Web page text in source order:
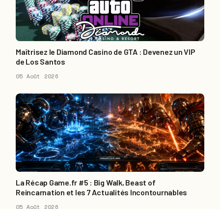
Maîtrisez le Diamond Casino de GTA : Devenez un VIP
de Los Santos
05 Août 2026
La Récap Game.fr #5 : Big Walk, Beast of
Reincarnation et les 7 Actualités Incontournables
05 Août 2026